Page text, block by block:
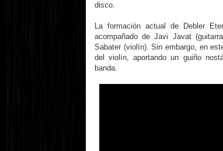
disco.
La formación actual de Debler
acompañado de Javi Javat
Sabater (violín). Sin embargo, en
del violín, aportando un guiño
banda.